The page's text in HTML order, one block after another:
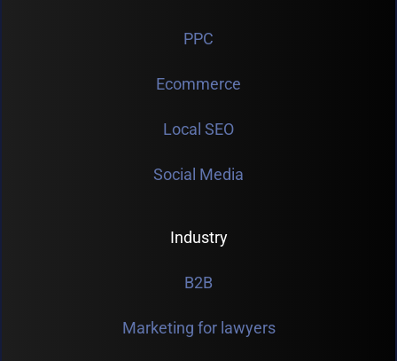
PPC
Ecommerce
Local SEO
Social Media
Industry
B2B
Marketing for lawyers